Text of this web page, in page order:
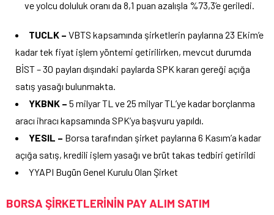
ve yolcu doluluk oranı da 8,1 puan azalışla %73,3’e geriledi.
TUCLK – VBTS kapsamında şirketlerin paylarına 23 Ekim’e
kadar tek fiyat işlem yöntemi getirilirken, mevcut durumda
BİST – 30 payları dışındaki paylarda SPK kararı gereği açığa
satış yasağı bulunmakta.
YKBNK – 5 milyar TL ve 25 milyar TL’ye kadar borçlanma
aracı ihracı kapsamında SPK’ya başvuru yapıldı.
YESIL – Borsa tarafından şirket paylarına 6 Kasım’a kadar
açığa satış, kredili işlem yasağı ve brüt takas tedbiri getirildi
YYAPI Bugün Genel Kurulu Olan Şirket
BORSA ŞİRKETLERİNİN PAY ALIM SATIM